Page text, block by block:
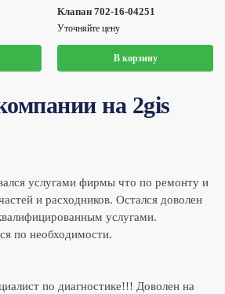
Клапан 702-16-04251
Уточняйте цену
В корзину
на 2gis
услугами фирмы что по ремонту и
и расходников. Остался доволен
услугами.
по необходимости.
по диагностике!!! Доволен на